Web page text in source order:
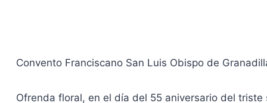
Convento Franciscano San Luis Obispo de
Ofrenda floral, en el día del 55 aniversario del